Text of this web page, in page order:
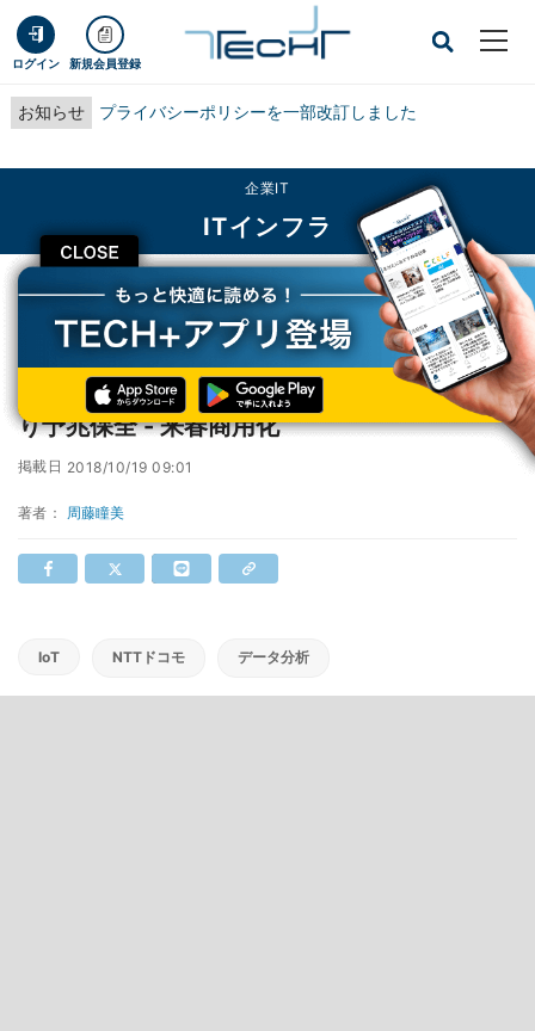
ログイン 新規会員登録
お知らせ プライバシーポリシーを一部改訂しました
CLOSE
企業IT
ITインフラ
TECH+ 企業IT
ITインフラ
THK、ドコモ、シスコ、製造装置のIoT化により予兆保全 - 来春商用化
THK、ドコモ、シスコ、製造装置のIoT化によ
り予兆保全 - 来春商用化
掲載日 2018/10/19 09:01
著者： 周藤瞳美
IoT NTTドコモ データ分析